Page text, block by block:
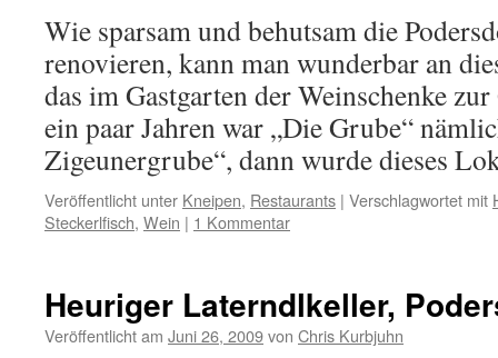
Wie sparsam und behutsam die
renovieren, kann man wunderbar an
das im Gastgarten der Weinschenke
ein paar Jahren war „Die Grube“
Zigeunergrube“, dann wurde dieses
Veröffentlicht unter Kneipen, Restaurants | Verschlagwortet mit
Steckerlfisch, Wein | 1 Kommentar
Heuriger Laterndlkeller,
Veröffentlicht am Juni 26, 2009von Chris Kurbjuhn